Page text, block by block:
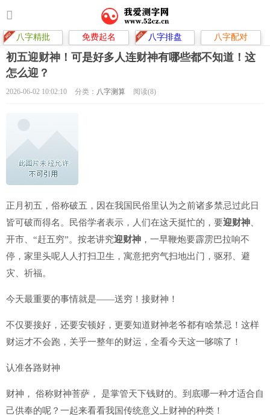
八字精批 免费起名 八字排盘 八字配对
初五迎财神！可是好多人连财神有哪些都不知道！这
怎么迎？
2026-06-02 10:02:10 分类： 八字测算 阅读(8)
正月初五，俗称破五，因在我国民俗里认为之前诸多禁忌过此日
皆可破而得名。民俗学者表示，人们在这天挺忙的，要迎财神
开市、“赶五穷”。按老讲究迎财神 ，一早鞭炮要霹雳巴拉响不
停，家里头呢人人打扫卫生，寓意把穷气扫地出门，驱邪、避
灾、祈福。
今天最重要的事情就是——送穷！接财神！
不仅要接好，还要安顿好，更要知道财神老爷都有啥禁忌！这样
财运才不会跑，关乎一整年的财运，全看今天这一哆嗦了！
认准各路财神
财神， 俗称财神菩萨， 是掌管天下钱财的。到底哪一种才适合自
己供奉的呢？一起来看看我国传统意义上财神的种类！